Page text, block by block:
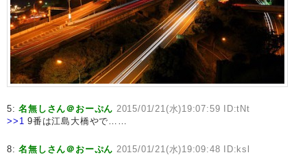
5:名無しさん＠おーぷん 2015/01/21(水)19:07:59 ID:tNt
>>1 9番は江島大橋やで……
8:名無しさん＠おーぷん 2015/01/21(水)19:09:48 ID:ksl